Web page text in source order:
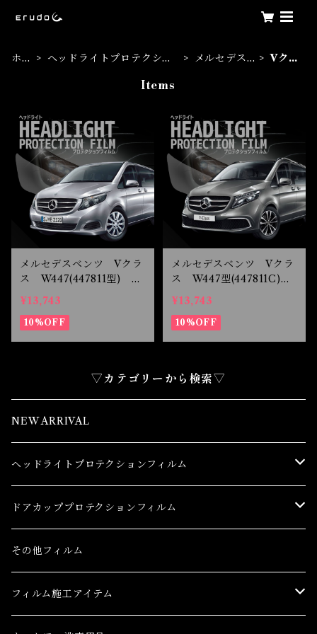
ホー
ヘッドライトプロテクショ
メルセデス
Vクラ
Items
メルセデスベンツ Vクラ
ス W447(447811型) H
27.10-R1.9 LED用 ヘ
ッドライトプロテクション
フィルム
¥13,743
10%OFF
メルセデスベンツ Vクラ
ス W447型(447811C)
R1.10-R6.9 LED用 ヘ
ッドライトプロテクション
フィルム
¥13,743
10%OFF
▽カテゴリーから検索▽
NEW ARRIVAL
ヘッドライトプロテクションフィルム
トヨタ
86(GR86)
bB
レクサス
CT
ES
日産
ドアカッププロテクションフィルム
トヨタ
86(GR86)
bB
レクサス
その他フィルム
フィルム施工アイテム